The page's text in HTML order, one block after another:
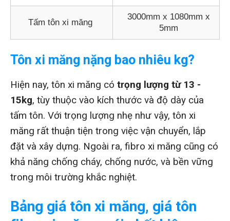
Tấm tôn xi măng
3000mm x 1080mm x
5mm
Tôn xi măng nặng bao nhiêu kg?
Hiện nay, tôn xi măng có trọng lượng từ 13 -
15kg, tùy thuộc vào kích thước và độ dày của
tấm tôn. Với trọng lượng nhẹ như vậy, tôn xi
măng rất thuận tiện trong việc vận chuyển, lắp
đặt và xây dựng. Ngoài ra, fibro xi măng cũng có
khả năng chống cháy, chống nước, và bền vững
trong môi trường khắc nghiệt.
Bảng giá tôn xi măng, giá tôn